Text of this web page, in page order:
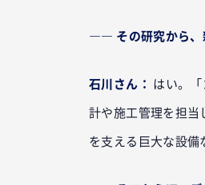
―― その研究から、
石川さん： はい。
計や施工管理を担当
を支える巨大な設備